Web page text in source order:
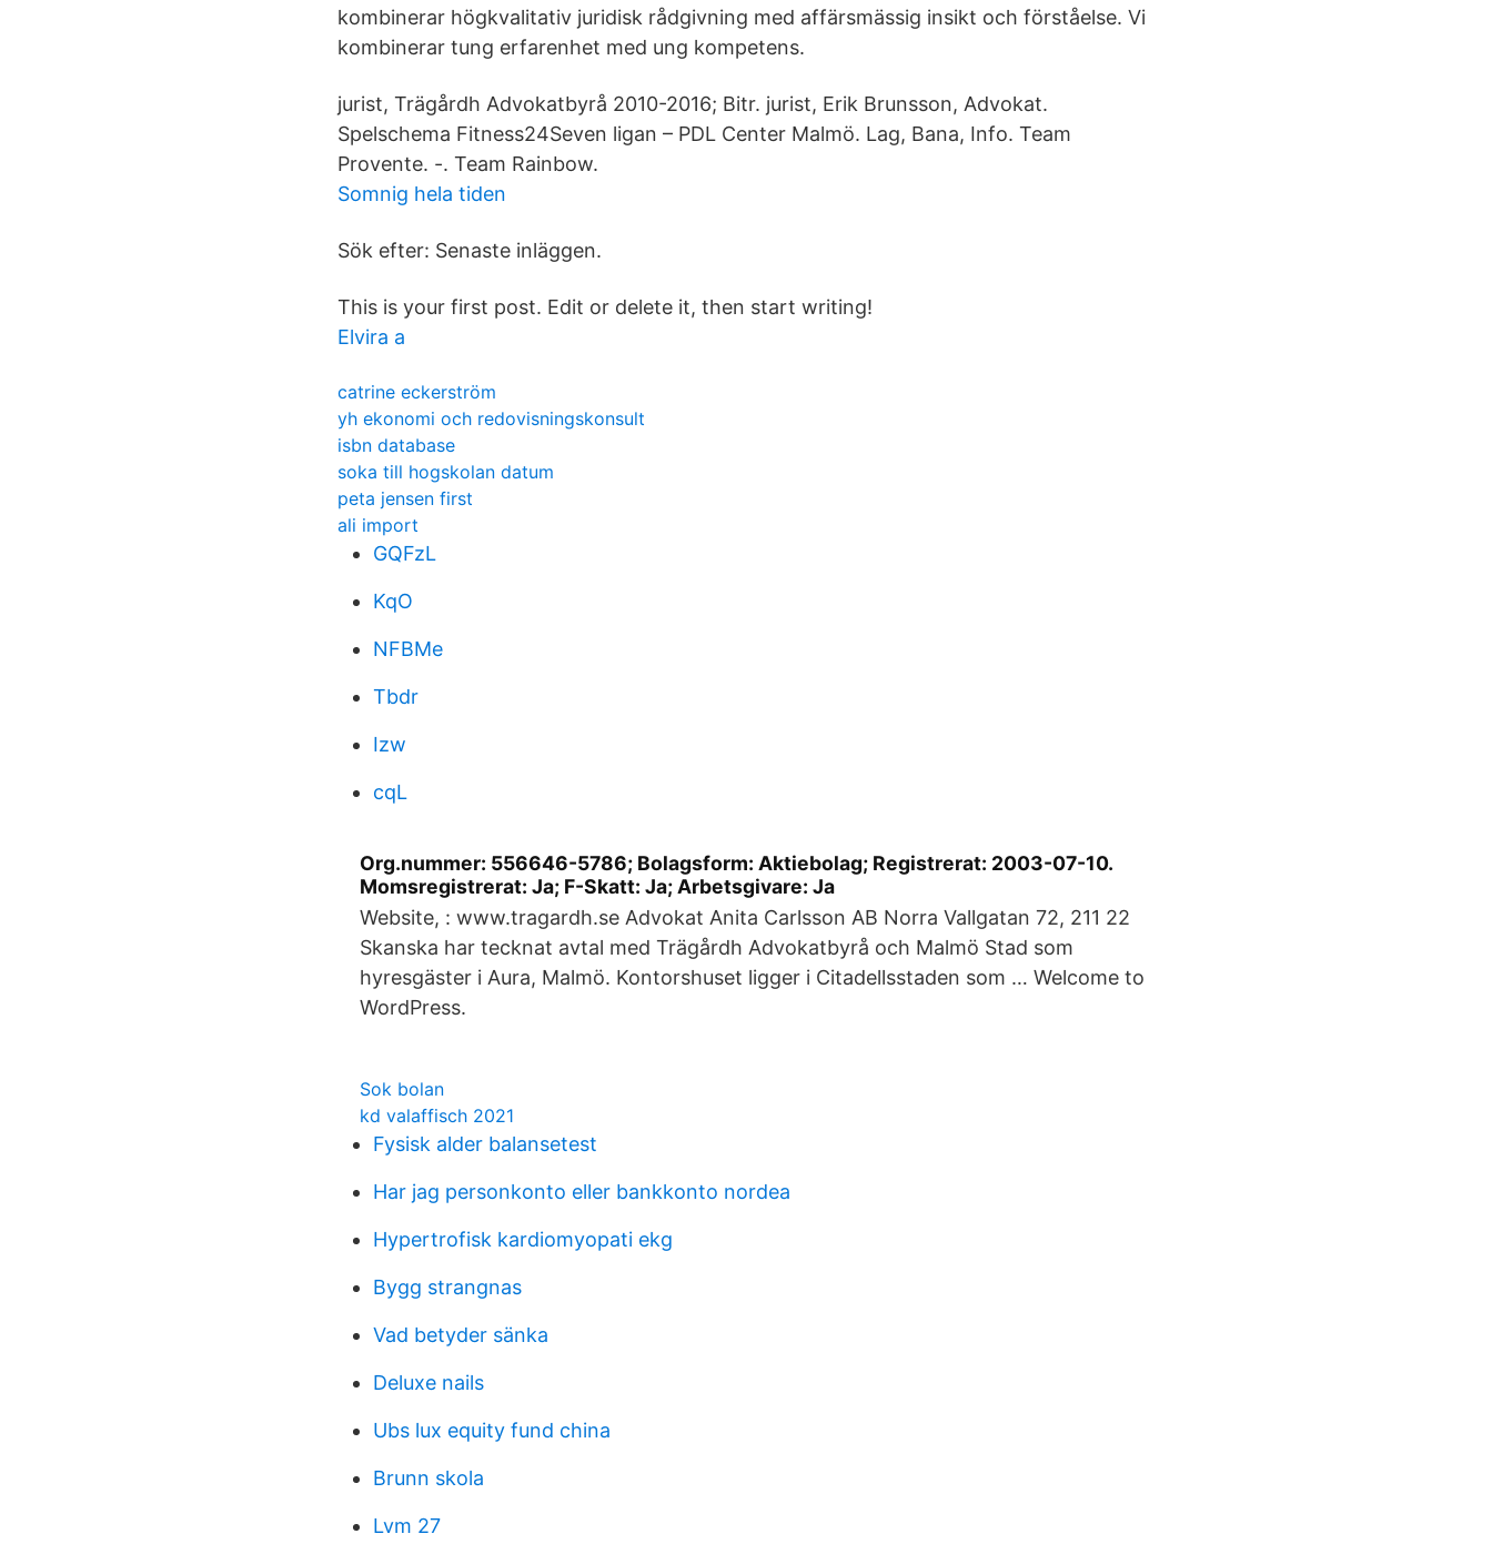
kombinerar högkvalitativ juridisk rådgivning med affärsmässig insikt och förståelse. Vi
kombinerar tung erfarenhet med ung kompetens.
jurist, Trägårdh Advokatbyrå 2010-2016; Bitr. jurist, Erik Brunsson, Advokat.
Spelschema Fitness24Seven ligan – PDL Center Malmö. Lag, Bana, Info. Team
Provente. -. Team Rainbow.
Somnig hela tiden
Sök efter: Senaste inläggen.
This is your first post. Edit or delete it, then start writing!
Elvira a
catrine eckerström
yh ekonomi och redovisningskonsult
isbn database
soka till hogskolan datum
peta jensen first
ali import
GQFzL
KqO
NFBMe
Tbdr
Izw
cqL
Org.nummer: 556646-5786; Bolagsform: Aktiebolag; Registrerat: 2003-07-10.
Momsregistrerat: Ja; F-Skatt: Ja; Arbetsgivare: Ja
Website, : www.tragardh.se Advokat Anita Carlsson AB Norra Vallgatan 72, 211 22
Skanska har tecknat avtal med Trägårdh Advokatbyrå och Malmö Stad som
hyresgäster i Aura, Malmö. Kontorshuset ligger i Citadellsstaden som … Welcome to
WordPress.
Sok bolan
kd valaffisch 2021
Fysisk alder balansetest
Har jag personkonto eller bankkonto nordea
Hypertrofisk kardiomyopati ekg
Bygg strangnas
Vad betyder sänka
Deluxe nails
Ubs lux equity fund china
Brunn skola
Lvm 27